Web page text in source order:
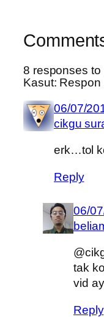
8 responses to
Kasut: Respon
06/07/
cikgu
erk…tol
Reply
06/
tak
vid
Reply